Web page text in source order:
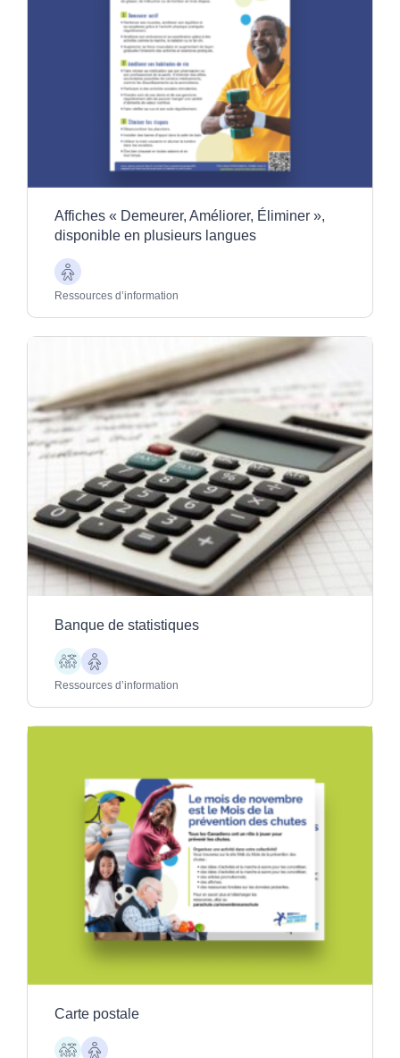
Affiches « Demeurer, Améliorer, Éliminer »,
disponible en plusieurs langues
Aînés
Ressources d’information
Banque de statistiques
EnfantsAînés
Ressources d’information
Carte postale